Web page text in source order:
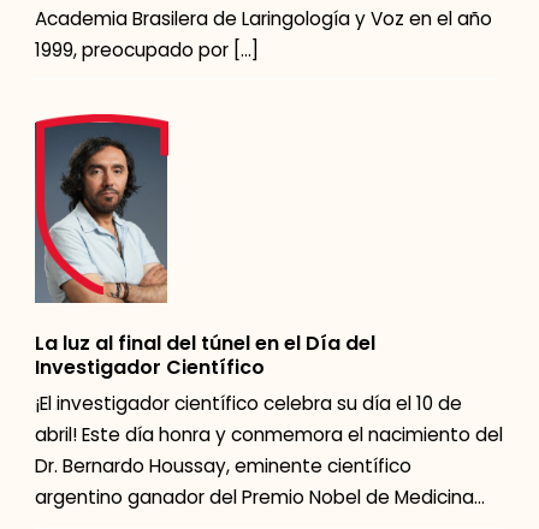
Academia Brasilera de Laringología y Voz en el año
1999, preocupado por […]
La luz al final del túnel en el Día del
Investigador Científico
¡El investigador científico celebra su día el 10 de
abril! Este día honra y conmemora el nacimiento del
Dr. Bernardo Houssay, eminente científico
argentino ganador del Premio Nobel de Medicina